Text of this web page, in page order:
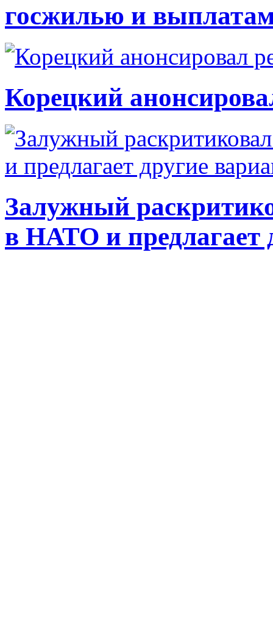
госжилью и
Корецкий
Залужный
в НАТО и предлагает